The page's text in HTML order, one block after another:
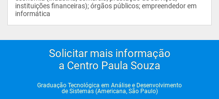
instituições financeiras); órgãos públicos; empreendedor em
Solicitar mais informação
a Centro Paula Souza
Graduação Tecnológica em Análise e Desenvolvimento
de Sistemas (Americana, São Paulo)